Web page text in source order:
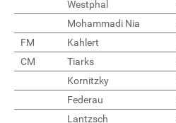
Westphal
Mohammadi Nia
FM
Kahlert
CM
Tiarks
Kornitzky
Federau
Lantzsch